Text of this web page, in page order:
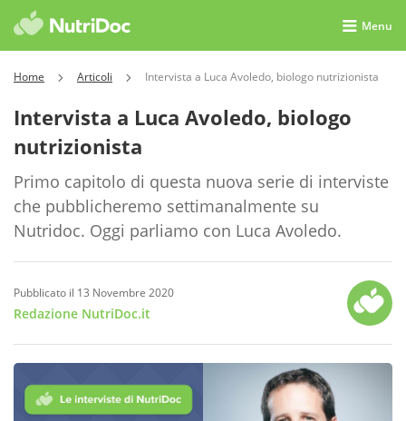
Menu
Home Articoli Intervista a Luca Avoledo, biologo nutrizionista
Intervista a Luca Avoledo, biologo
nutrizionista
Primo capitolo di questa nuova serie di interviste
che pubblicheremo settimanalmente su
Nutridoc. Oggi parliamo con Luca Avoledo.
Pubblicato il 13 Novembre 2020
Redazione NutriDoc.it